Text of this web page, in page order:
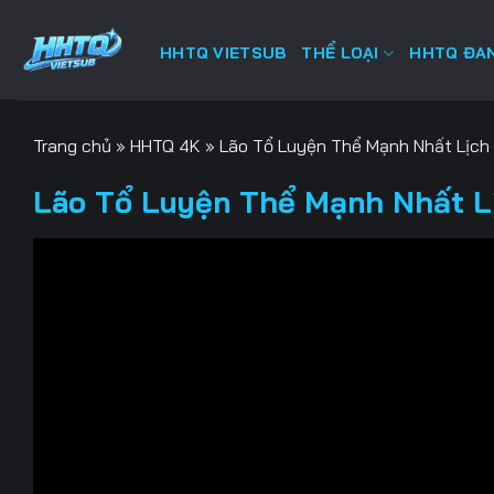
HHTQ VIETSUB THỂ LOẠI HHTQ
Trang chủ » HHTQ 4K » Lão Tổ Luyện Thể Mạnh Nhất Lịch
Lão Tổ Luyện Thể Mạnh Nhất